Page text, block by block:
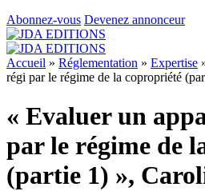
Abonnez-vous Devenez annonceur
Accueil » Réglementation » Expertise
régi par le régime de la copropriété
« Evaluer un
par le régime de
(partie 1) »,